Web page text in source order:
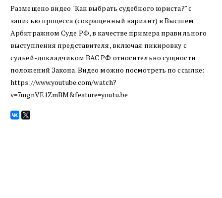
Размещено видео "Как выбрать судебного юриста?" с
записью процесса (сокращенный вариант) в Высшем
Арбитражном Суде РФ, в качестве примера правильного
выступления представителя, включая пикировку с
судьей-докладчиком ВАС РФ относительно сущности
положений Закона. Видео можно посмотреть по ссылке:
https://www.youtube.com/watch?
v=7mgnVE1ZmBM&feature=youtu.be